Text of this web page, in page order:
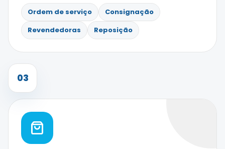
Ordem de serviço
Consignação
Revendedoras
Reposição
03